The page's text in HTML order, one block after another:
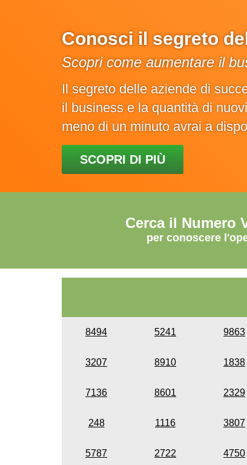
Conosci il segreto
Scopri come aumentare il
Il segreto delle aziende di
il business e la quantità di
meno di un minuto avrai a
SCOPRI DI PIÙ
Cerca il Numero
per conoscere
8494 5241 9863
3207 8910 1838
7136 8601 2329
248 1116 3807
5787 2722 4750